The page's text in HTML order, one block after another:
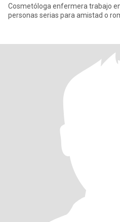
Cosmetóloga enfermera trabajo
personas serias para amistad o